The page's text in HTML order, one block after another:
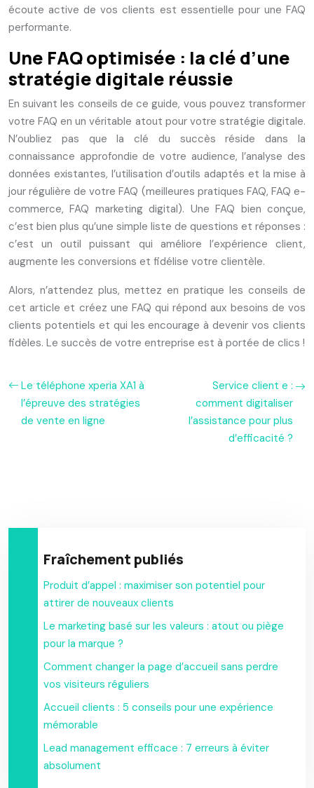
écoute active de vos clients est essentielle pour une FAQ
performante.
Une FAQ optimisée : la clé d’une
stratégie digitale réussie
En suivant les conseils de ce guide, vous pouvez transformer
votre FAQ en un véritable atout pour votre stratégie digitale.
N’oubliez pas que la clé du succès réside dans la
connaissance approfondie de votre audience, l’analyse des
données existantes, l’utilisation d’outils adaptés et la mise à
jour régulière de votre FAQ (meilleures pratiques FAQ, FAQ e-
commerce, FAQ marketing digital). Une FAQ bien conçue,
c’est bien plus qu’une simple liste de questions et réponses :
c’est un outil puissant qui améliore l’expérience client,
augmente les conversions et fidélise votre clientèle.
Alors, n’attendez plus, mettez en pratique les conseils de
cet article et créez une FAQ qui répond aux besoins de vos
clients potentiels et qui les encourage à devenir vos clients
fidèles. Le succès de votre entreprise est à portée de clics !
Le téléphone xperia XA1 à
l’épreuve des stratégies
de vente en ligne
Service client e :
comment digitaliser
l’assistance pour plus
d’efficacité ?
Fraîchement publiés
Produit d’appel : maximiser son potentiel pour
attirer de nouveaux clients
Le marketing basé sur les valeurs : atout ou piège
pour la marque ?
Comment changer la page d’accueil sans perdre
vos visiteurs réguliers
Accueil clients : 5 conseils pour une expérience
mémorable
Lead management efficace : 7 erreurs à éviter
absolument